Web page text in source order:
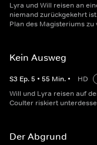
Lyra und Will reisen an
niemand zurückgekehrt
Plan des Magisteriums zu
Kein Ausweg
S3 Ep.5 • 55 Min. • HD
Will und Lyra reisen auf
Coulter riskiert
Der Abgrund